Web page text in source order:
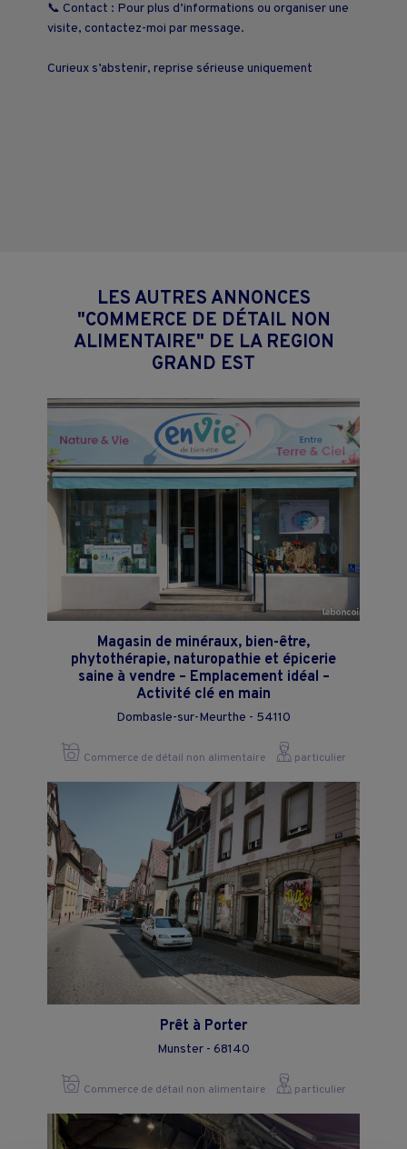
📞 Contact : Pour plus d’informations ou organiser une
visite, contactez-moi par message.
Curieux s’abstenir, reprise sérieuse uniquement
LES AUTRES ANNONCES
"COMMERCE DE DÉTAIL NON
ALIMENTAIRE" DE LA REGION
GRAND EST
Magasin de minéraux, bien-être,
phytothérapie, naturopathie et épicerie
saine à vendre – Emplacement idéal –
Activité clé en main
Dombasle-sur-Meurthe - 54110
Commerce de détail non alimentaire particulier
Prêt à Porter
Munster - 68140
Commerce de détail non alimentaire particulier